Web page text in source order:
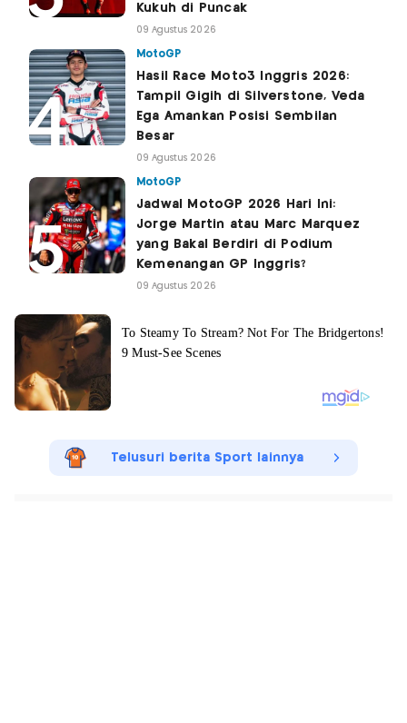
Kukuh di Puncak
09 Agustus 2026
MotoGP
Hasil Race Moto3 Inggris 2026:
Tampil Gigih di Silverstone, Veda
Ega Amankan Posisi Sembilan
Besar
09 Agustus 2026
MotoGP
Jadwal MotoGP 2026 Hari Ini:
Jorge Martin atau Marc Marquez
yang Bakal Berdiri di Podium
Kemenangan GP Inggris?
09 Agustus 2026
Telusuri berita Sport lainnya